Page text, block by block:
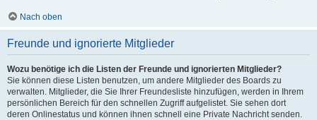
Nach oben
Freunde und ignorierte Mitglieder
Wozu benötige ich die Listen der Freunde und ignorierten Mitglieder?
Sie können diese Listen benutzen, um andere Mitglieder des Boards zu
verwalten. Mitglieder, die Sie Ihrer Freundesliste hinzufügen, werden in Ihrem
persönlichen Bereich für den schnellen Zugriff aufgelistet. Sie sehen dort
deren Onlinestatus und können ihnen schnell eine Private Nachricht senden.